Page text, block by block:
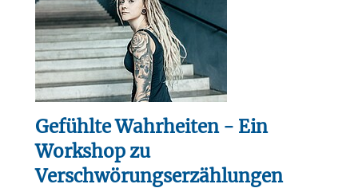
Gefühlte Wahrheiten - Ein
Workshop zu
Verschwörungserzählungen